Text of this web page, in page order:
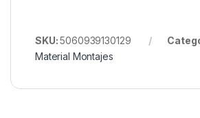
SKU:5060939130129
Material Montajes